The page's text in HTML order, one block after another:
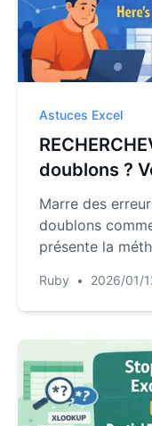
Astuces Excel
doublons ?
Marre des
doublons
présente la
une IA comme
en quelques
Ruby • 2026/01/